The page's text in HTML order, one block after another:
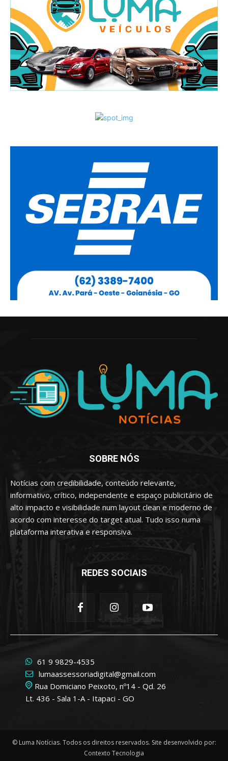
SOBRE NÓS
Notícias com credibilidade, conteúdo relevante,
informativo, crítico, independente e espaço publicitário de
alto impacto e visibilidade num layout clean e moderno de
acordo com interesse do target atual. Tudo isso numa
plataforma interativa e responsiva.
REDES SOCIAIS
61 9 9829-4535
lumaassessoriadigital@gmail.com
Rua Domiciano Peixoto, nº14 - Qd. 26
Lt. 436 - Sala 1-A - Itapaci - GO
© Luma Notícias. Todos os direitos reservados. Site desenvolvido por:
Contexto Tecnologia